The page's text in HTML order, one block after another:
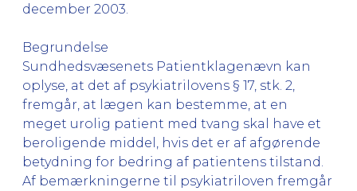
december 2003.
Begrundelse
Sundhedsvæsenets Patientklagenævn kan
oplyse, at det af psykiatrilovens § 17, stk. 2,
fremgår, at lægen kan bestemme, at en
meget urolig patient med tvang skal have et
beroligende middel, hvis det er af afgørende
betydning for bedring af patientens tilstand.
Af bemærkningerne til psykiatriloven fremgår